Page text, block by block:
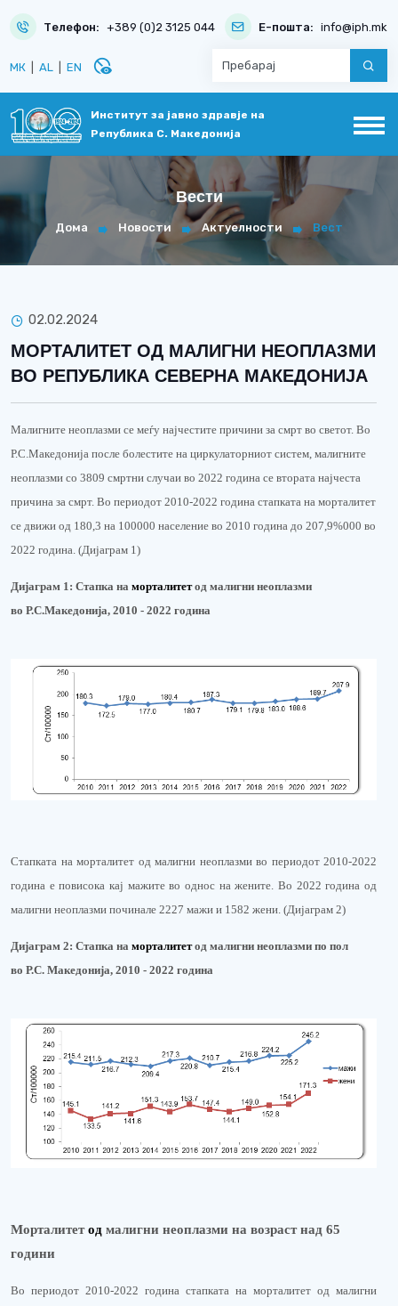
Телефон: +389 (0)2 3125 044 Е-пошта: info@iph.mk
МК AL EN disabled_visible
Институт за јавно здравје на
Република С. Македонија
Вести
Дома Новости Актуелности Вест
02.02.2024
МОРТАЛИТЕТ ОД МАЛИГНИ НЕОПЛАЗМИ
ВО РЕПУБЛИКА СЕВЕРНА МАКЕДОНИЈА
Малигните неоплазми се меѓу најчестите причини за смрт во светот. Во
Р.С.Македонија после болестите на циркулаторниот систем, малигните
неоплазми со 3809 смртни случаи во 2022 година се втората најчеста
причина за смрт. Во периодот 2010-2022 година стапката на морталитет
се движи од 180,3 на 100000 население во 2010 година до 207,9%000 во
2022 година. (Дијаграм 1)
Дијаграм 1: Стапка на морталитетод малигни неоплазми
во Р.С.Македонија, 2010 - 2022 година
Стапката на морталитет од малигни неоплазми во периодот 2010-2022
година е повисока кај мажите во однос на жените. Во 2022 година од
малигни неоплазми починале 2227 мажи и 1582 жени. (Дијаграм 2)
Дијаграм 2: Стапка на морталитетод малигни неоплазми по пол
во Р.С. Македонија, 2010 - 2022 година
Морталитетод малигни неоплазми на возраст над 65
години
Во периодот 2010-2022 година стапката на морталитет од малигни